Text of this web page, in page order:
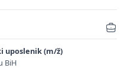
uposlenik (m/ž)
BiH